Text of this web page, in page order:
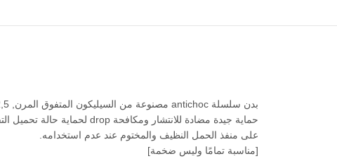
على منفذ الحمل النظيف والمختوم عند عدم استخدامه.
[مناسبة تمامًا وليس ضخمة]